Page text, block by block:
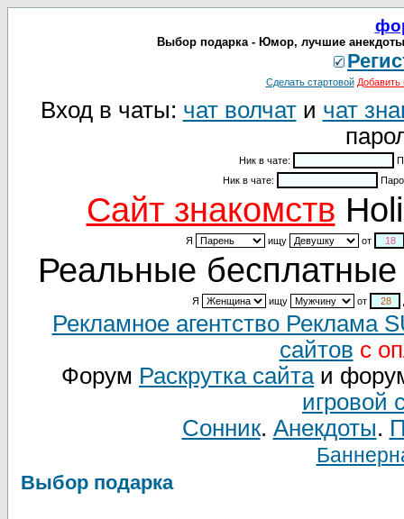
Выбор подарка - Юмор, лучшие
Сделать стартовой Добавить
Вход в чаты: чат волчати чат
Ник в чате:
Ник в чате:
Cайт знакомств
Я ищу от
Реальные бесплатные
Я ищу от
Рекламное агентство Реклама
сайтов с
Форум Раскрутка сайтаи
игровой
Сонник. Анекдоты.
Выбор подарка